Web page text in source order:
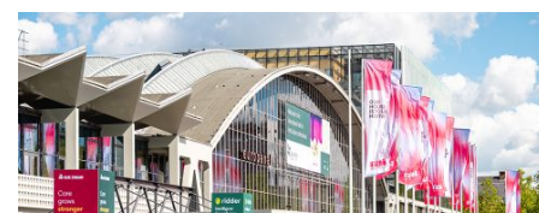
GreenTech
Amsterdam
2026
premia
tecnologías
que
marcan